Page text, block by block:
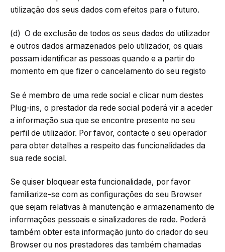
utilização dos seus dados com efeitos para o futuro.
(d) O de exclusão de todos os seus dados do utilizador
e outros dados armazenados pelo utilizador, os quais
possam identificar as pessoas quando e a partir do
momento em que fizer o cancelamento do seu registo
Se é membro de uma rede social e clicar num destes
Plug-ins, o prestador da rede social poderá vir a aceder
a informação sua que se encontre presente no seu
perfil de utilizador. Por favor, contacte o seu operador
para obter detalhes a respeito das funcionalidades da
sua rede social.
Se quiser bloquear esta funcionalidade, por favor
familiarize-se com as configurações do seu Browser
que sejam relativas à manutenção e armazenamento de
informações pessoais e sinalizadores de rede. Poderá
também obter esta informação junto do criador do seu
Browser ou nos prestadores das também chamadas